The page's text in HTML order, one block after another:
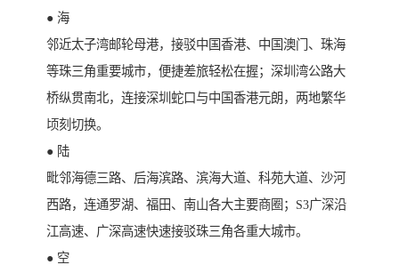
● 海
邻近太子湾邮轮母港，接驳中国香港、中国澳门、珠海
等珠三角重要城市，便捷差旅轻松在握；深圳湾公路大
桥纵贯南北，连接深圳蛇口与中国香港元朗，两地繁华
顷刻切换。
● 陆
毗邻海德三路、后海滨路、滨海大道、科苑大道、沙河
西路，连通罗湖、福田、南山各大主要商圈；S3广深沿
江高速、广深高速快速接驳珠三角各重大城市。
● 空